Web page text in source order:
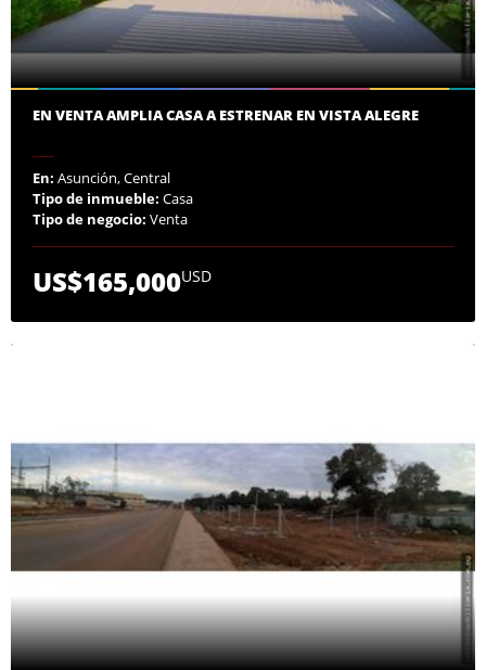
EN VENTA AMPLIA CASA A ESTRENAR EN VISTA ALEGRE
En: Asunción, Central
Tipo de inmueble: Casa
Tipo de negocio: Venta
US$165,000USD